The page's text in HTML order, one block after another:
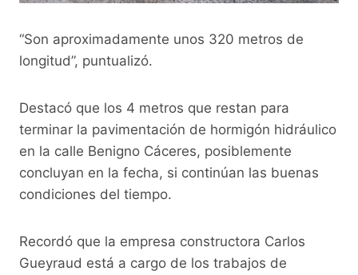
“Son aproximadamente unos 320 metros de
longitud”, puntualizó.
Destacó que los 4 metros que restan para
terminar la pavimentación de hormigón hidráulico
en la calle Benigno Cáceres, posiblemente
concluyan en la fecha, si continúan las buenas
condiciones del tiempo.
Recordó que la empresa constructora Carlos
Gueyraud está a cargo de los trabajos de